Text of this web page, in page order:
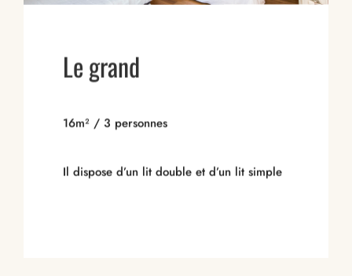
Le grand
16m² / 3 personnes
Il dispose d’un lit double et d’un lit simple